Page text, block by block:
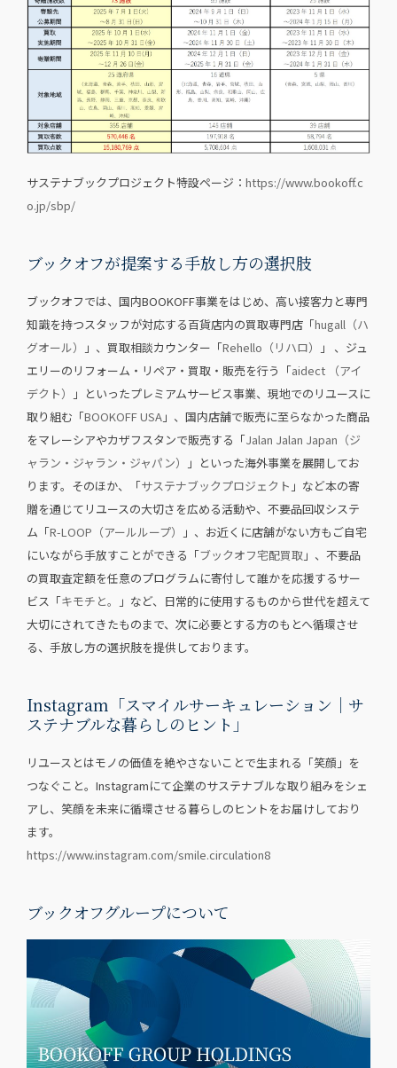
サステナブックプロジェクト特設ページ： https://www.bookoff.c
o.jp/sbp/
ブックオフが提案する手放し方の選択肢
ブックオフでは、国内BOOKOFF事業をはじめ、⾼い接客⼒と専⾨
知識を持つスタッフが対応する百貨店内の買取専⾨店「hugall（ハ
グオール）
」、買取相談カウンター「Rehello（リハロ）
」 、ジュ
エリーのリフォーム・リペア・買取・販売を行う「aidect （アイ
デクト）
」といったプレミアムサービス事業、現地でのリユースに
取り組む「BOOKOFF USA 」、国内店舗で販売に至らなかった商品
をマレーシアやカザフスタンで販売する「Jalan Jalan Japan（ジ
ャラン・ジャラン・ジャパン）
」といった海外事業を展開してお
ります。そのほか、「サステナブックプロジェクト 」など本の寄
贈を通じてリユースの大切さを広める活動や、不要品回収システ
ム「R-LOOP（アールループ）
」、お近くに店舗がない方もご自宅
にいながら手放すことができる「ブックオフ宅配買取 」、不要品
の買取査定額を任意のプログラムに寄付して誰かを応援するサー
ビス「キモチと。
」など、日常的に使用するものから世代を超えて
大切にされてきたものまで、次に必要とする方のもとへ循環させ
る、手放し方の選択肢を提供しております。
Instagram「スマイルサーキュレーション｜サ
ステナブルな暮らしのヒント」
リユースとはモノの価値を絶やさないことで生まれる「笑顔」を
つなぐこと。Instagramにて企業のサステナブルな取り組みをシェ
アし、笑顔を未来に循環させる暮らしのヒントをお届けしており
ます。
https://www.instagram.com/smile.circulation8
ブックオフグループについて